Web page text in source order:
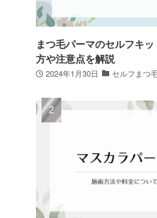
まつ毛パーマのセルフキ
方や注意点を解説
2024年1月30日 セルフまつ